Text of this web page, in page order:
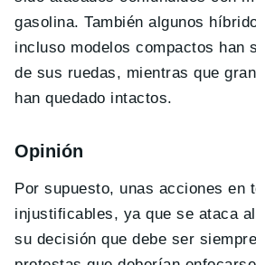
gasolina. También algunos
incluso modelos compactos han
de sus ruedas, mientras que
han quedado intactos.
Opinión
Por supuesto, unas acciones en
injustificables, ya que se ataca
su decisión que debe ser